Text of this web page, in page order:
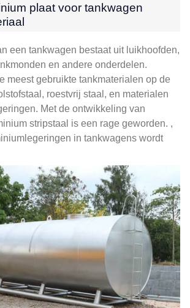
plaat voor tankwagen
een tankwagen bestaat uit luikhoofden,
en andere onderdelen.
meest gebruikte tankmaterialen op de
roestvrij staal, en materialen
Met de ontwikkeling van
stripstaal is een rage geworden. ,
in tankwagens wordt